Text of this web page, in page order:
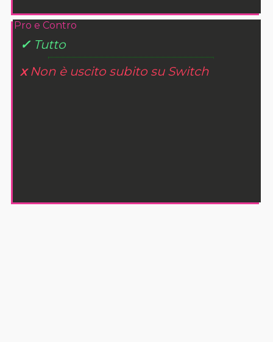
Pro e Contro
✓ Tutto
xNon è uscito subito su Switch